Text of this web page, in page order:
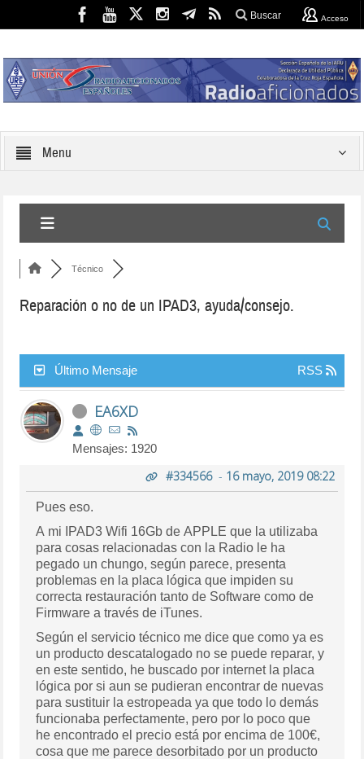
Buscar Acceso
Menu
Técnico
Reparación o no de un IPAD3, ayuda/consejo.
Último Mensaje RSS
EA6XD
Mensajes: 1920
#334566- 16 mayo, 2019 08:22
Pues eso.
A mi IPAD3 Wifi 16Gb de APPLE que la utilizaba
para cosas relacionadas con la Radio le ha
pegado un chungo, según parece, presenta
problemas en la placa lógica que impiden su
correcta restauración tanto de Software como de
Firmware a través de iTunes.
Según el servicio técnico me dice que como ya es
un producto descatalogado no se puede reparar, y
en este sentido, he buscado por internet la placa
lógica por si aun se pudieran encontrar de nuevas
para sustituir la estropeada ya que todo lo demás
funcionaba perfectamente, pero por lo poco que
he encontrado el precio está por encima de 100€,
cosa que me parece desorbitado por un producto